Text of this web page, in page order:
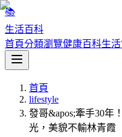
📚
生活百科
首頁分類瀏覽健康百科生
首頁
lifestyle
發哥&apos;牽手30年
光，美貌不輸林青霞